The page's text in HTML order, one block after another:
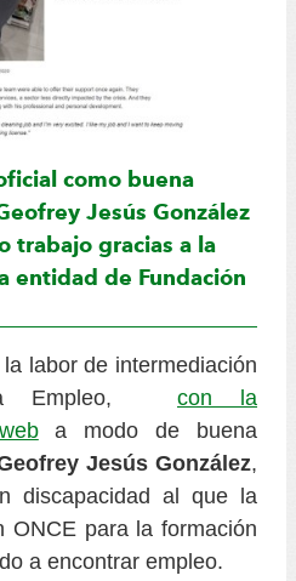
como buena
Jesús González
trabajo gracias a la
entidad de Fundación
labor de intermediación
Empleo,
con la
a modo de buena
Jesús González,
discapacidad al que la
ONCE para la formación
a encontrar empleo.